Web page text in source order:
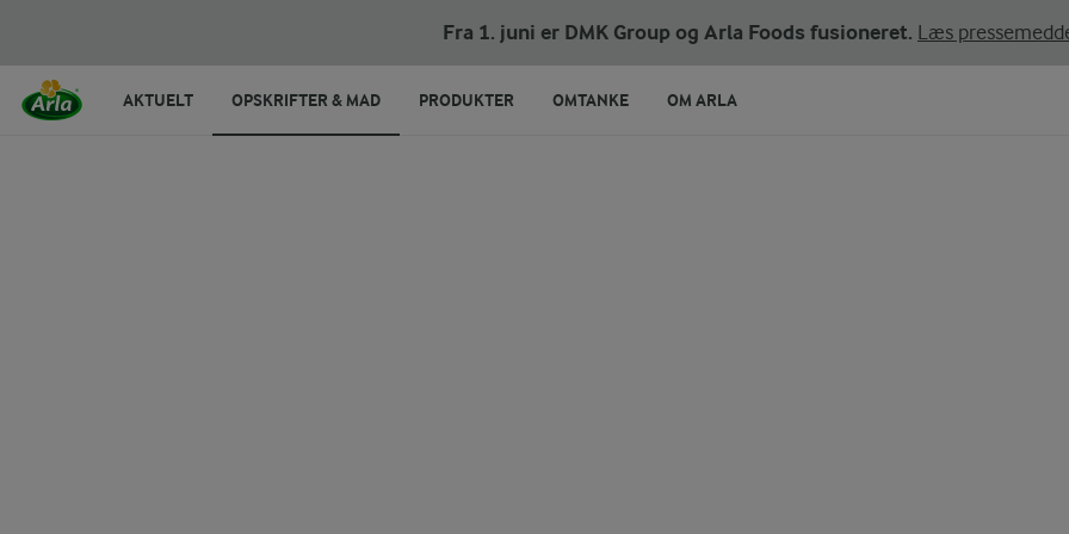
Fra 1. juni er DMK Group og Arla Foods fusioneret. Læs
AKTUELT OPSKRIFTER & MAD PRODUKTER OMTANKE OM ARLA